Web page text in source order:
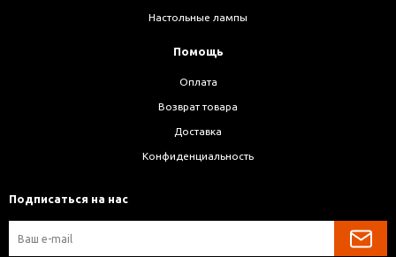
Настольные лампы
Помощь
Оплата
Возврат товара
Доставка
Конфиденциальность
Подписаться на нас